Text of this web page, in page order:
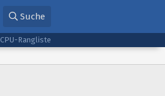
Suche
CPU-Rangliste